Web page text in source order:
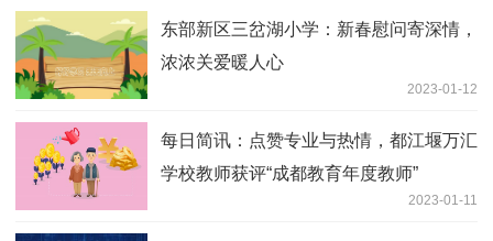
东部新区三岔湖小学：新春慰问寄深情，
浓浓关爱暖人心
2023-01-12
每日简讯：点赞专业与热情，都江堰万汇
学校教师获评“成都教育年度教师”
2023-01-11